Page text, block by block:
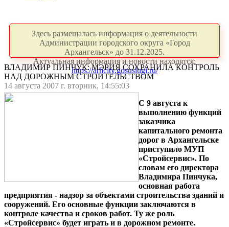
Здесь размещалась информация о деятельности
Администрации городского округа «Город
Архангельск» до 31.12.2025.
Актуальная информация и новости находятся:
https://arhcity.gosuslugi.ru/
ВЛАДИМИР ПИНЧУК: МЭРИЯ СОХРАНИЛА КОНТРОЛЬ
НАД ДОРОЖНЫМ СТРОИТЕЛЬСТВОМ
14 августа 2007 г. вторник, 14:55:03
С 9 августа к
выполнению функций
заказчика
капитального ремонта
дорог в Архангельске
приступило МУП
«Стройсервис». По
словам его директора
Владимира Пинчука,
основная работа
предприятия - надзор за объектами строительства зданий и
сооружений. Его основные функции заключаются в
контроле качества и сроков работ. Ту же роль
«Стройсервис» будет играть и в дорожном ремонте.